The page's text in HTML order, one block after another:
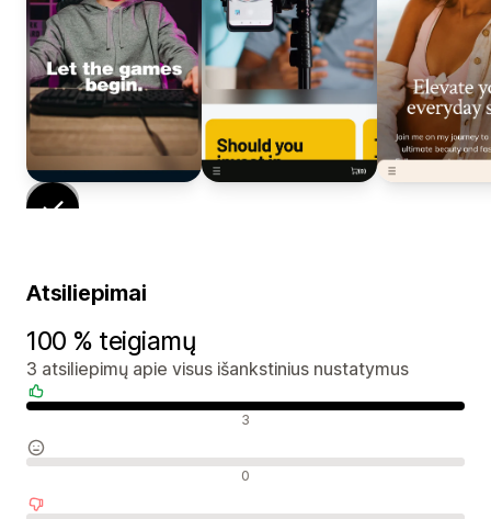
Atsiliepimai
100 % teigiamų
3 atsiliepimų apie visus išankstinius nustatymus
3
0